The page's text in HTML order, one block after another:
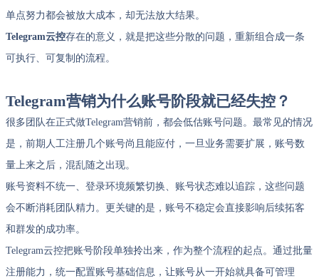
单点努力都会被放大成本，却无法放大结果。
Telegram云控存在的意义，就是把这些分散的问题，重新组合成一条
可执行、可复制的流程。
Telegram营销为什么账号阶段就已经失控？
很多团队在正式做Telegram营销前，都会低估账号问题。最常见的情况
是，前期人工注册几个账号尚且能应付，一旦业务需要扩展，账号数
量上来之后，混乱随之出现。
账号资料不统一、登录环境频繁切换、账号状态难以追踪，这些问题
会不断消耗团队精力。更关键的是，账号不稳定会直接影响后续拓客
和群发的成功率。
Telegram云控把账号阶段单独拎出来，作为整个流程的起点。通过批量
注册能力，统一配置账号基础信息，让账号从一开始就具备可管理